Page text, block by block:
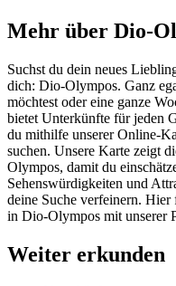
Mehr über Dio-
Suchst du dein neues
dich: Dio-Olympos. Ganz
möchtest oder eine ganze
bietet Unterkünfte für jeden
du mithilfe unserer Online-
suchen. Unsere Karte zeigt
Olympos, damit du
Sehenswürdigkeiten und
deine Suche verfeinern. Hier
in Dio-Olympos mit unserer
Weiter erkunden